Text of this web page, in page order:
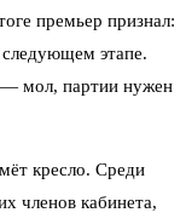
премьер признал:
этапе.
— мол, партии нужен
кресло. Среди
членов кабинета,